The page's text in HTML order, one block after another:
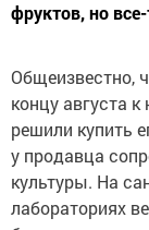
фруктов, но
Общеизвестно,
концу августа
решили купить
у продавца
культуры. На
лабораториях